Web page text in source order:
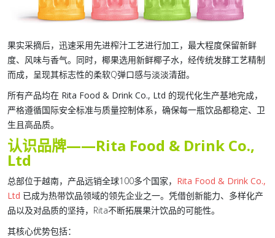
果实采摘后，迅速采用先进榨汁工艺进行加工，最大程度保留新鲜
度、风味与香气。同时，椰果选用新鲜椰子水，经传统发酵工艺精制
而成，呈现其标志性的柔软Q弹口感与淡淡清甜。
所有产品均在 Rita Food & Drink Co., Ltd 的现代化生产基地完成，
严格遵循国际安全标准与质量控制体系，确保每一瓶饮品都稳定、卫
生且高品质。
认识品牌——Rita Food & Drink Co.,
Ltd
总部位于越南，产品远销全球100多个国家， Rita Food & Drink Co.,
Ltd 已成为热带饮品领域的领先企业之一。凭借创新能力、多样化产
品以及对品质的坚持，Rita不断拓展果汁饮品的可能性。
其核心优势包括：